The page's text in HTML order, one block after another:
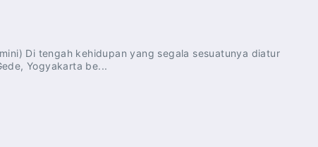
Di tengah kehidupan yang segala sesuatunya diatur
Yogyakarta be...